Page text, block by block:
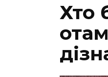
Хто